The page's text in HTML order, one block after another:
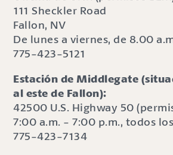
111 Sheckler Road
Fallon, NV
De lunes a viernes, de 8.00
775-423-5121
Estación de Middlegate
al este de Fallon):
42500 U.S. Highway 50
7:00 a.m. - 7:00 p.m., todos
775-423-7134